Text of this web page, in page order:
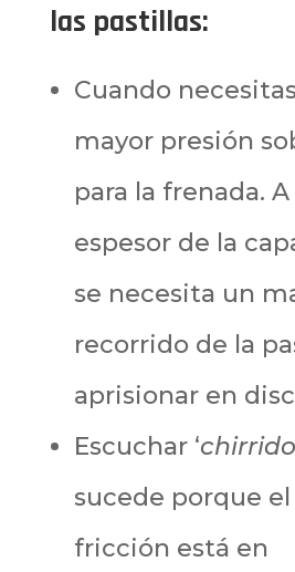
las pastillas:
Cuando
mayor presión
para la frenada.
espesor de la
se necesita un
recorrido de la
aprisionar en
Escuchar ‘
sucede porque
fricción está en